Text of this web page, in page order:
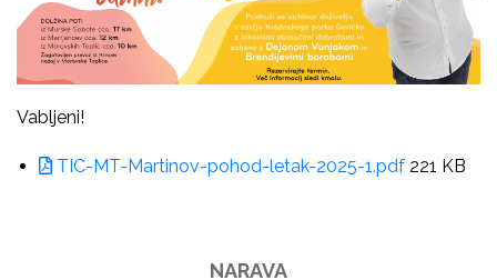
Vabljeni!
TIC-MT-Martinov-pohod-letak-2025-1.pdf 221 KB
NARAVA